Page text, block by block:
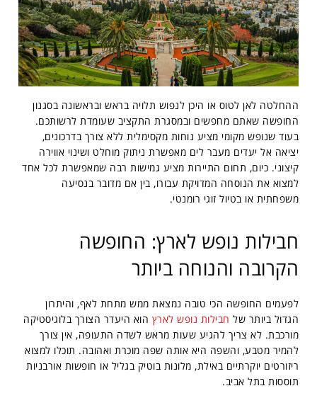
ההחלטה לאן לטוס או היכן לנפוש תלויה בראש ובראשונה בסגנון
החופשה שאתם מחפשים ובמסגרת התקציב שעומדת לרשותכם.
בעוד שנופש מקומי מציע נוחות מקסימלית ללא צורך בדרכונים,
יציאה אל יעדים מעבר לים מאפשרת ניתוק מוחלט ושינוי אווירה
קיצוני. כיום, תחום התיירות מציע גמישות רבה שמאפשרת לכל אחד
למצוא את הנוסחה המדויקת עבורו, בין אם מדובר בנסיעה
משפחתית או בטיול זוגי רומנטי.
חבילות נופש לארץ: החופשה
הקרובה והנוחה ביותר
לפעמים החופשה הכי טובה נמצאת ממש מתחת לאף, והיתרון
הגדול ביותר של חבילות נופש לארץ הוא היעדר הצורך בלוגיסטיקה
מורכבת. לא צריך להגיע שעות מראש לשדה התעופה, אין צורך
להמיר מטבע, והשפה היא אותה שפה מוכרת ואהובה. תוכלו למצוא
ריזורטים יוקרתיים באילת, מלונות בוטיק בגליל או חופשות אורבניות
תוססות בתל אביב.